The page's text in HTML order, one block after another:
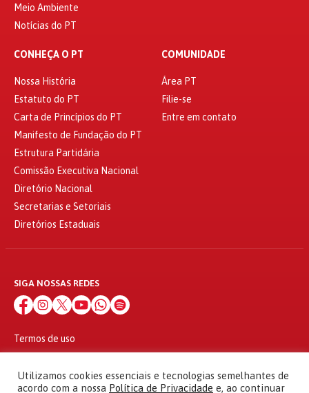
Meio Ambiente
Notícias do PT
CONHEÇA O PT
Nossa História
Estatuto do PT
Carta de Princípios do PT
Manifesto de Fundação do PT
Estrutura Partidária
Comissão Executiva Nacional
Diretório Nacional
Secretarias e Setoriais
Diretórios Estaduais
COMUNIDADE
Área PT
Filie-se
Entre em contato
SIGA NOSSAS REDES
Termos de uso
© 2010 - 2026
Partido dos Trabalhadores Todos os direitos reservados
Utilizamos cookies essenciais e tecnologias semelhantes de
acordo com a nossa Política de Privacidade e, ao continuar